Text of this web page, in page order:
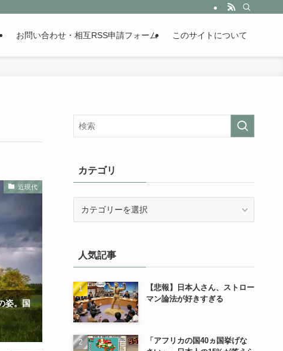
。歴史が苦手な人も魅了するまとめサイトです。
お問い合わせ・相互RSS申請フォーム このサイトについて
近現代
姿。国
カテゴリ
人気記事
【悲報】日本人さん、ストロー
マン論法が好きすぎる
「アフリカの国40ヵ国挙げな